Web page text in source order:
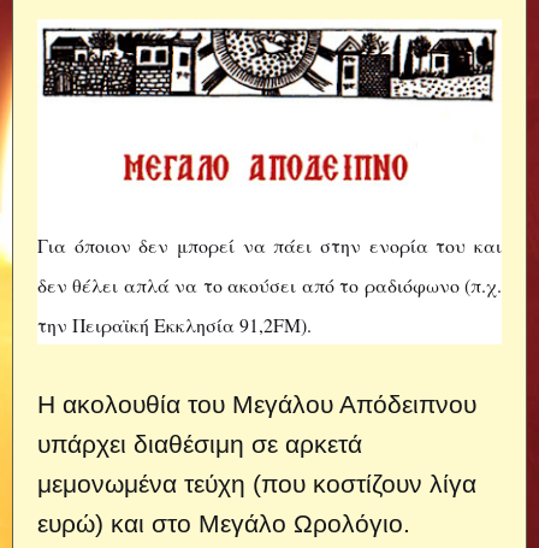
Για όποιον δεν μπορεί να πάει στην ενορία του και
δεν θέλει απλά να το ακούσει από το ραδιόφωνο (π.χ.
την Πειραϊκή Εκκλησία 91,2FM).
Η ακολουθία του Μεγάλου Απόδειπνου
υπάρχει διαθέσιμη σε αρκετά
μεμονωμένα τεύχη (που κοστίζουν λίγα
ευρώ) και στο Μεγάλο Ωρολόγιο.